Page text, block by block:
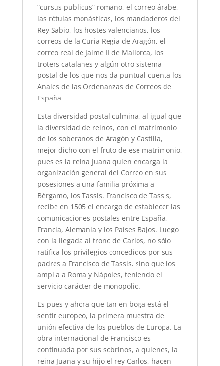
“cursus publicus” romano, el correo árabe,
las rótulas monásticas, los mandaderos del
Rey Sabio, los hostes valencianos, los
correos de la Curia Regia de Aragón, el
correo real de Jaime II de Mallorca, los
troters catalanes y algún otro sistema
postal de los que nos da puntual cuenta los
Anales de las Ordenanzas de Correos de
España.
Esta diversidad postal culmina, al igual que
la diversidad de reinos, con el matrimonio
de los soberanos de Aragón y Castilla,
mejor dicho con el fruto de ese matrimonio,
pues es la reina Juana quien encarga la
organización general del Correo en sus
posesiones a una familia próxima a
Bérgamo, los Tassis. Francisco de Tassis,
recibe en 1505 el encargo de establecer las
comunicaciones postales entre España,
Francia, Alemania y los Países Bajos. Luego
con la llegada al trono de Carlos, no sólo
ratifica los privilegios concedidos por sus
padres a Francisco de Tassis, sino que los
amplía a Roma y Nápoles, teniendo el
servicio carácter de monopolio.
Es pues y ahora que tan en boga está el
sentir europeo, la primera muestra de
unión efectiva de los pueblos de Europa. La
obra internacional de Francisco es
continuada por sus sobrinos, a quienes, la
reina Juana y su hijo el rey Carlos, hacen